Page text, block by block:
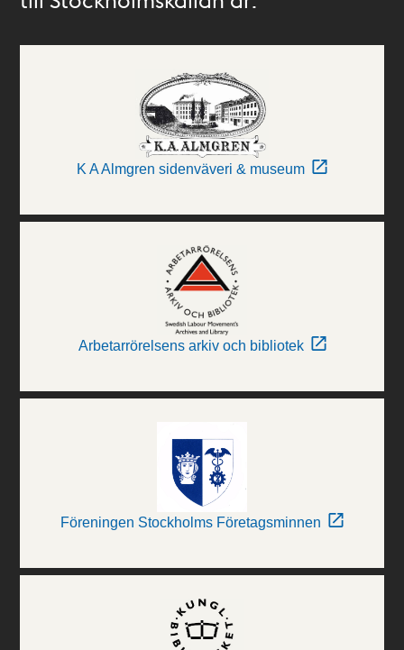
K A Almgren sidenväveri & museum
Arbetarrörelsens arkiv och bibliotek
Föreningen Stockholms Företagsminnen